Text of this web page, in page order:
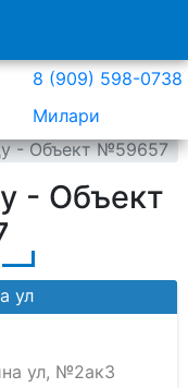
8 (909) 598-0738
Милари
- Объект №59657
- Объект
ул
ул, №2ак3